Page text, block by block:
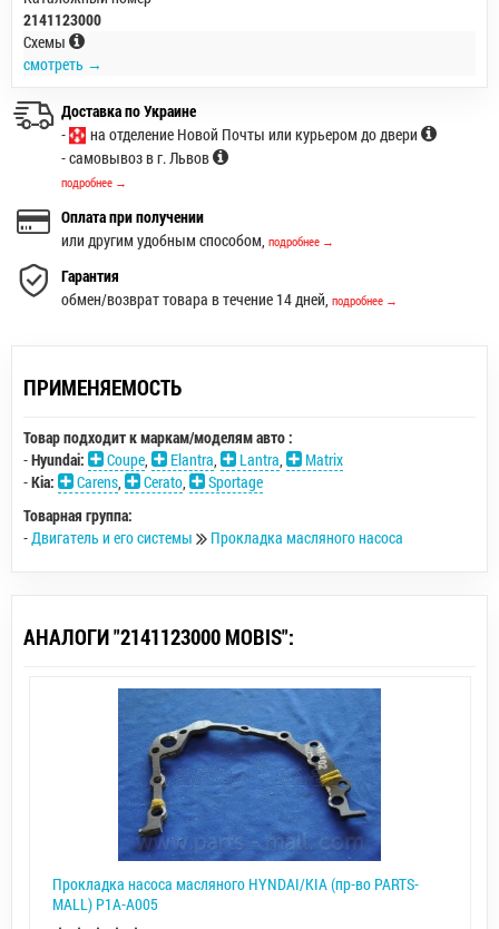
2141123000
Схемы
смотреть →
Доставка по Украине
-
на отделение Новой Почты или курьером до двери
- самовывоз в г. Львов
подробнее →
Оплата при получении
или другим удобным способом, подробнее →
Гарантия
обмен/возврат товара в течение 14 дней, подробнее →
ПРИМЕНЯЕМОСТЬ
Товар подходит к маркам/моделям авто :
-Hyundai: Coupe Elantra Lantra
Matrix
-Kia: Carens Cerato
Sportage
Товарная группа:
- Двигатель и его системы Прокладка масляного насоса
АНАЛОГИ "2141123000 MOBIS":
Прокладка насоса масляного HYNDAI/KIA (пр-во PARTS-
MALL) P1A-A005